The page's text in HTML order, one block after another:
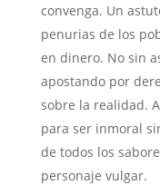
convenga. Un
penurias de los
en dinero. No sin
apostando por
sobre la realidad.
para ser inmoral
de todos los
personaje vulgar.